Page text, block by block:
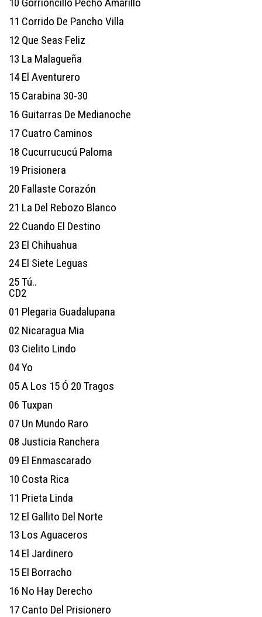
10 Gorrioncillo Pecho Amarillo
11 Corrido De Pancho Villa
12 Que Seas Feliz
13 La Malagueña
14 El Aventurero
15 Carabina 30-30
16 Guitarras De Medianoche
17 Cuatro Caminos
18 Cucurrucucú Paloma
19 Prisionera
20 Fallaste Corazón
21 La Del Rebozo Blanco
22 Cuando El Destino
23 El Chihuahua
24 El Siete Leguas
25Tú..
CD2
01 Plegaria Guadalupana
02 Nicaragua Mia
03 Cielito Lindo
04Yo
05A Los 15 Ó 20 Tragos
06 Tuxpan
07 Un Mundo Raro
08 Justicia Ranchera
09 El Enmascarado
10 Costa Rica
11 Prieta Linda
12 El Gallito Del Norte
13 Los Aguaceros
14 El Jardinero
15 El Borracho
16 No Hay Derecho
17 Canto Del Prisionero